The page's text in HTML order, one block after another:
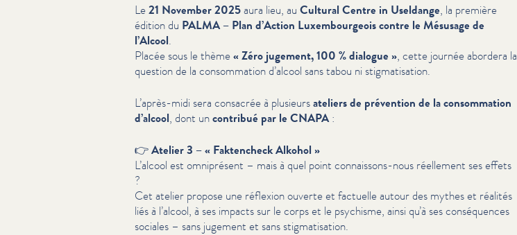
Le21 November 2025aura lieu, au Cultural Centre in Useldange, la première
édition du PALMA – Plan d’Action Lux­em­bour­geois contre le Mésusage de
l’Alcool.
Placée sous le thème« Zéro jugement, 100 % dialogue », cette journée abordera la
question de la con­som­ma­tion d’alcool sans tabou ni stig­ma­ti­sa­tion.
L’après-midi sera consacrée à plusieursateliers de prévention de la con­som­ma­tion
d’alcool, dont uncontribué par le CNAPA:
👉Atelier 3 – « Faktencheck Alkohol »
L’alcool est omniprésent – mais à quel point connaissons-nous réellement ses effets
?
Cet atelier propose une réflexion ouverte et factuelle autour des mythes et réalités
liés à l’alcool, à ses impacts sur le corps et le psychisme, ainsi qu’à ses con­séquences
sociales – sans jugement et sans stig­ma­ti­sa­tion.